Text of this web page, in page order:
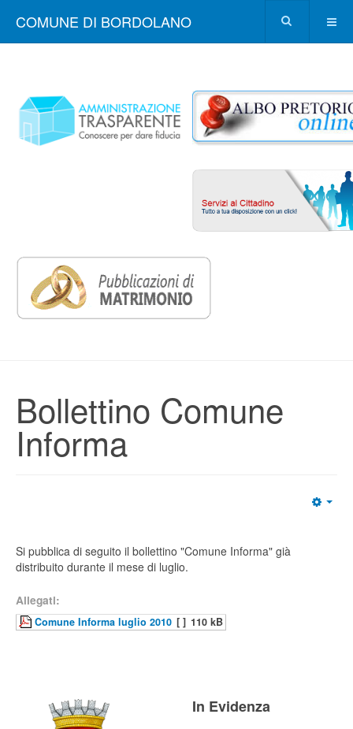
COMUNE DI BORDOLANO
Bollettino Comune
Informa
Si pubblica di seguito il bollettino "Comune Informa" già
distribuito durante il mese di luglio.
Allegati:
Comune Informa luglio 2010 [ ] 110 kB
In Evidenza